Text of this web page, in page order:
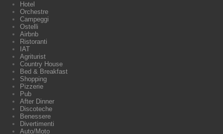
Hotel
Orchestre
Campeggi
Ostelli
Airbnb
Ristoranti
IAT
Agriturist
Country House
Bed & Breakfast
Shopping
Pizzerie
Pub
After Dinner
Discoteche
Benessere
Divertimenti
Auto/Moto